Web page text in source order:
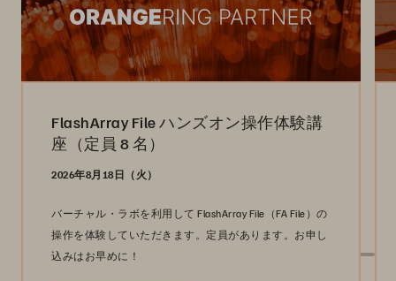
FlashArray File ハンズオン操作体験講
座（定員 8 名）
2026年8月18日（火）
バーチャル・ラボを利用して FlashArray File（FA File）の
操作を体験していただきます。定員があります。お申し
込みはお早めに！